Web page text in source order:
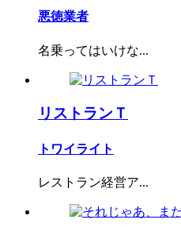
悪徳業者
名乗ってはいけな...
リストランＴ
トワイライト
レストラン経営ア...